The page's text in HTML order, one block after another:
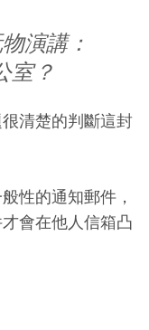
演講：
室？
清楚的判斷這封
性的通知郵件，
會在他人信箱凸